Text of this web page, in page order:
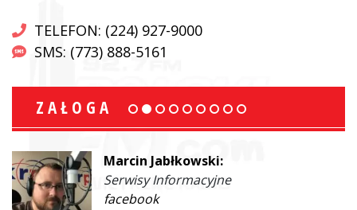
TELEFON: (224) 927-9000
SMS: (773) 888-5161
ZAŁOGA
Marcin Jabłkowski:
Serwisy Informacyjne
facebook